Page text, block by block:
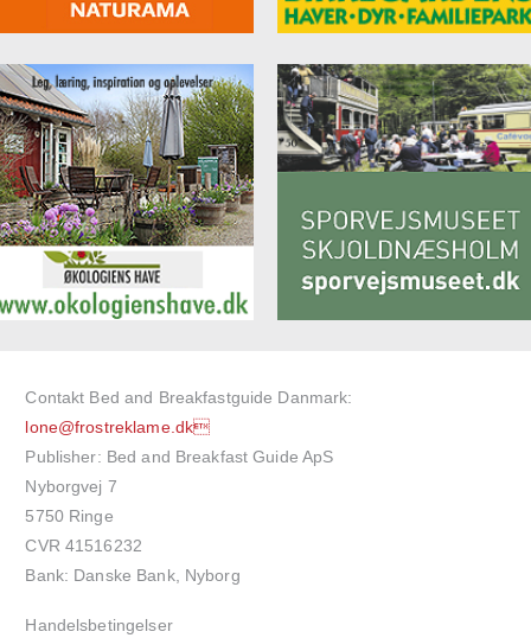
Contakt Bed and Breakfastguide Danmark:
lone@frostreklame.dk
Publisher: Bed and Breakfast Guide ApS
Nyborgvej 7
5750 Ringe
CVR 41516232
Bank: Danske Bank, Nyborg
Handelsbetingelser